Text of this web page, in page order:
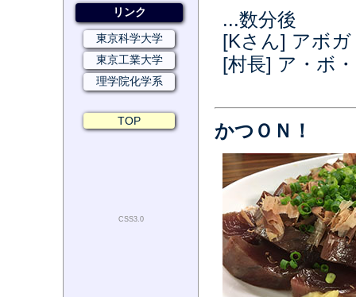
リンク
東京科学大学
東京工業大学
理学院化学系
TOP
CSS3.0
...数分後
[Kさん] アボ
[村長] ア・ボ・
かつＯＮ！